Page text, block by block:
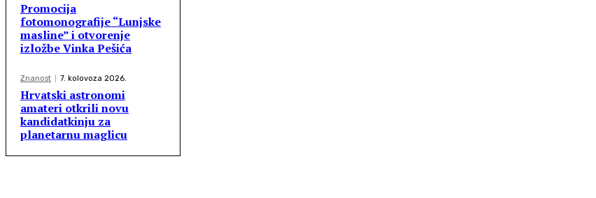
Promocija
fotomonografije “Lunjske
masline” i otvorenje
izložbe Vinka Pešića
Znanost 7. kolovoza 2026.
Hrvatski astronomi
amateri otkrili novu
kandidatkinju za
planetarnu maglicu